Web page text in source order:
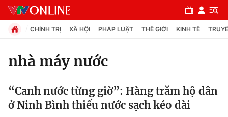
Chuyên mục
Chính trị
CHÍNH TRỊ XÃ HỘI PHÁP LUẬT THẾ GIỚI KINH TẾ
nhà máy nước
“Canh nước từng giờ”: Hàng trăm hộ dân
ở Ninh Bình thiếu nước sạch kéo dài